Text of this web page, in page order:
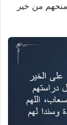
من خير